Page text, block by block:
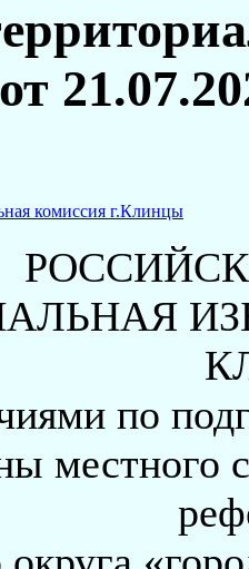
комиссия г.Клинцы
по
местного